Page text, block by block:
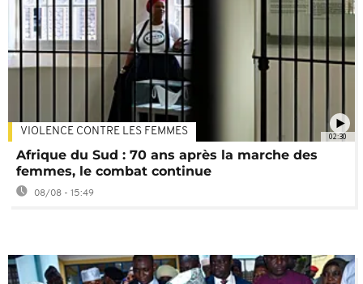
02:30
VIOLENCE CONTRE LES FEMMES
Afrique du Sud : 70 ans après la marche des
femmes, le combat continue
08/08 - 15:49